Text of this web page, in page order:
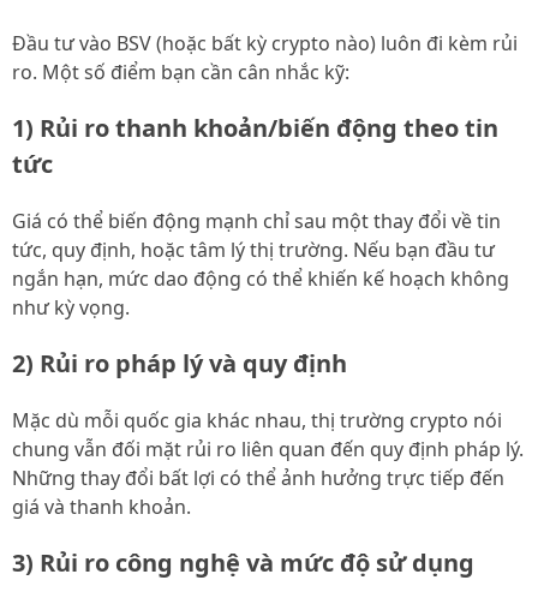
Đầu tư vào BSV (hoặc bất kỳ crypto nào) luôn đi kèm rủi
ro. Một số điểm bạn cần cân nhắc kỹ:
1) Rủi ro thanh khoản/biến động theo tin
tức
Giá có thể biến động mạnh chỉ sau một thay đổi về tin
tức, quy định, hoặc tâm lý thị trường. Nếu bạn đầu tư
ngắn hạn, mức dao động có thể khiến kế hoạch không
như kỳ vọng.
2) Rủi ro pháp lý và quy định
Mặc dù mỗi quốc gia khác nhau, thị trường crypto nói
chung vẫn đối mặt rủi ro liên quan đến quy định pháp lý.
Những thay đổi bất lợi có thể ảnh hưởng trực tiếp đến
giá và thanh khoản.
3) Rủi ro công nghệ và mức độ sử dụng